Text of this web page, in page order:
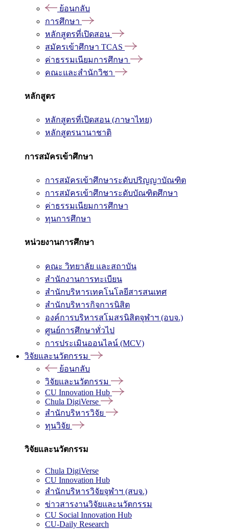
ย้อนกลับ
การศึกษา
หลักสูตรที่เปิดสอน
สมัครเข้าศึกษา TCAS
ค่าธรรมเนียมการศึกษา
คณะและสำนักวิชา
หลักสูตร
หลักสูตรที่เปิดสอน (ภาษาไทย)
หลักสูตรนานาชาติ
การสมัครเข้าศึกษา
การสมัครเข้าศึกษาระดับปริญญาบัณฑิต
การสมัครเข้าศึกษาระดับบัณฑิตศึกษา
ค่าธรรมเนียมการศึกษา
ทุนการศึกษา
หน่วยงานการศึกษา
คณะ วิทยาลัย และสถาบัน
สำนักงานการทะเบียน
สำนักบริหารเทคโนโลยีสารสนเทศ
สำนักบริหารกิจการนิสิต
องค์การบริหารสโมสรนิสิตจุฬาฯ (อบจ.)
ศูนย์การศึกษาทั่วไป
การประเมินออนไลน์ (MCV)
วิจัยและนวัตกรรม
ย้อนกลับ
วิจัยและนวัตกรรม
CU Innovation Hub
Chula DigiVerse
สำนักบริหารวิจัย
ทุนวิจัย
วิจัยและนวัตกรรม
Chula DigiVerse
CU Innovation Hub
สำนักบริหารวิจัยจุฬาฯ (สบจ.)
ข่าวสารงานวิจัยและนวัตกรรม
CU Social Innovation Hub
CU-Daily Research